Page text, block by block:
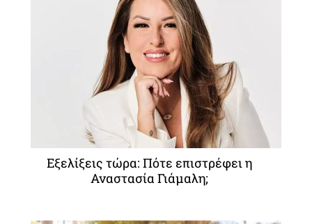
Εξελίξεις τώρα: Πότε επιστρέφει η
Αναστασία Γιάμαλη;